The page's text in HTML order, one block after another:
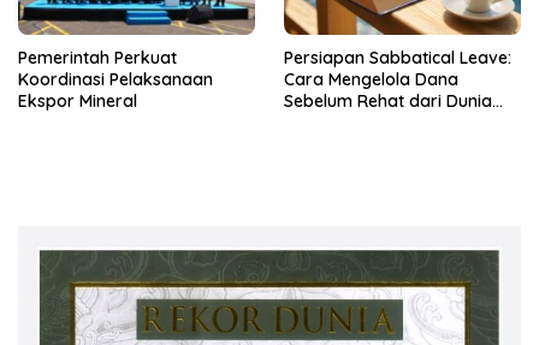
Pemerintah Perkuat
Koordinasi Pelaksanaan
Ekspor Mineral
Persiapan Sabbatical Leave:
Cara Mengelola Dana
Sebelum Rehat dari Dunia